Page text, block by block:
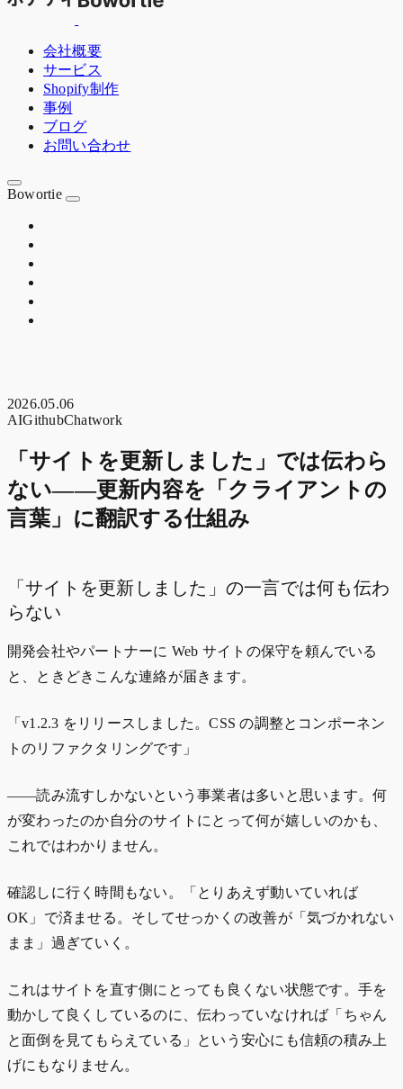
会社概要
サービス
Shopify制作
事例
ブログ
お問い合わせ
Bowortie
2026.05.06
AIGithubChatwork
「サイトを更新しました」では伝わら
ない——更新内容を「クライアントの
言葉」に翻訳する仕組み
「サイトを更新しました」の一言では何も伝わ
らない
開発会社やパートナーに Web サイトの保守を頼んでいる
と、ときどきこんな連絡が届きます。
「v1.2.3 をリリースしました。CSS の調整とコンポーネン
トのリファクタリングです」
——読み流すしかないという事業者は多いと思います。何
が変わったのか自分のサイトにとって何が嬉しいのかも、
これではわかりません。
確認しに行く時間もない。「とりあえず動いていれば
OK」で済ませる。そしてせっかくの改善が「気づかれない
まま」過ぎていく。
これはサイトを直す側にとっても良くない状態です。手を
動かして良くしているのに、伝わっていなければ「ちゃん
と面倒を見てもらえている」という安心にも信頼の積み上
げにもなりません。